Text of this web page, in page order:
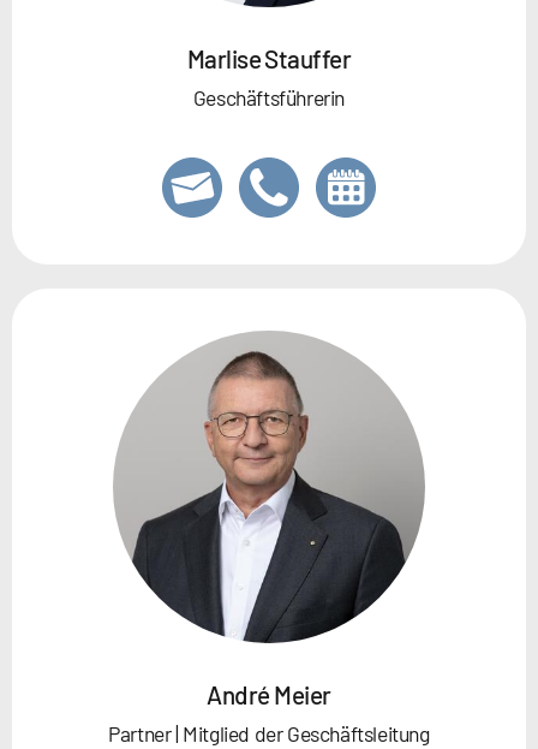
Marlise Stauffer
Geschäftsführerin
André Meier
Partner | Mitglied der Geschäftsleitung